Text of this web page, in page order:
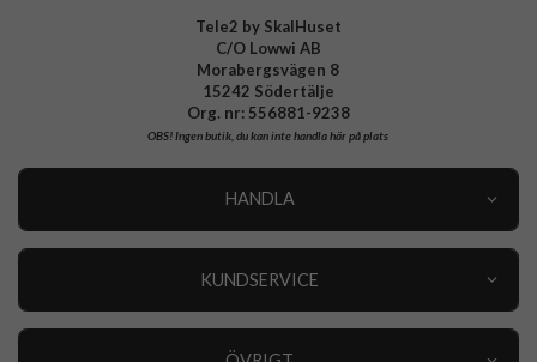
Tele2 by SkalHuset
C/O Lowwi AB
Morabergsvägen 8
15242 Södertälje
Org. nr: 556881-9238
OBS!Ingen butik, du kan inte handla här på plats
HANDLA
KUNDSERVICE